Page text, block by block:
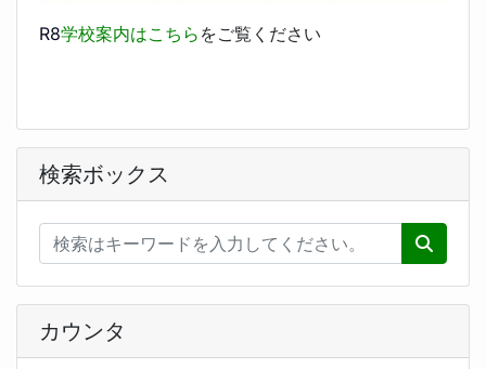
R8学校案内はこちら をご覧ください
検索ボックス
カウンタ